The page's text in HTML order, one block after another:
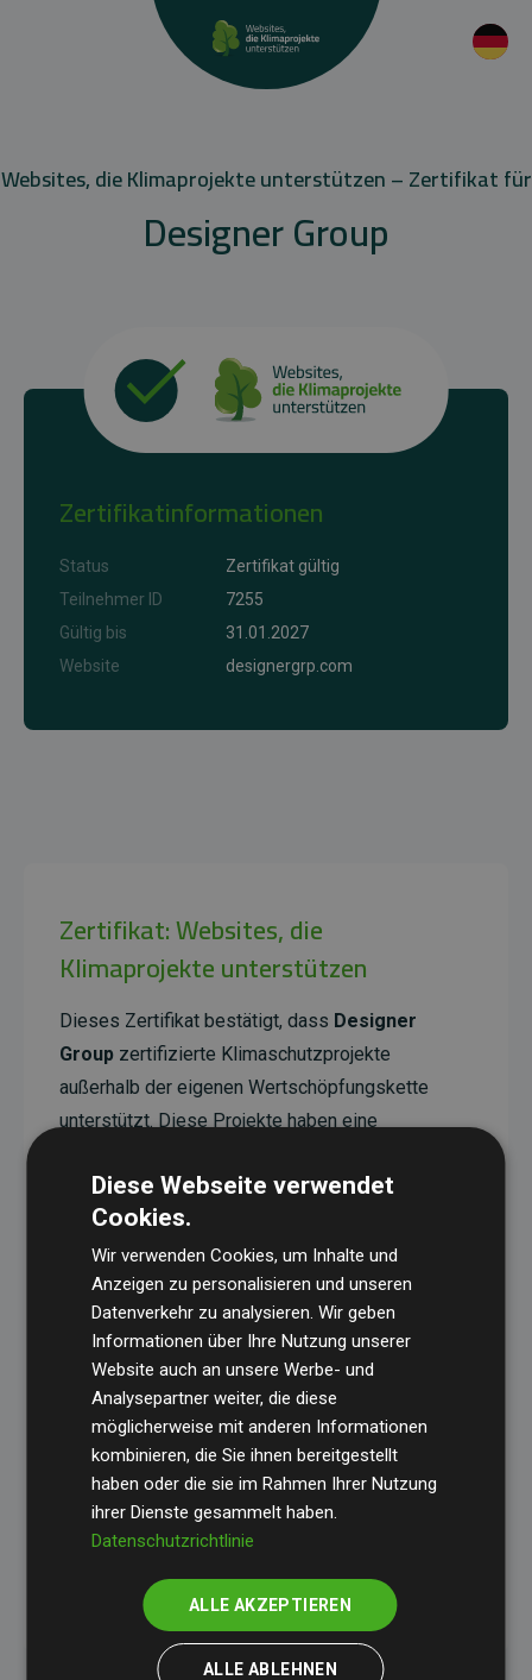
Websites, die Klimaprojekte unterstützen – Zertifikat für
Designer Group
Zertifikatinformationen
Status
Zertifikat gültig
Teilnehmer ID
7255
Gültig bis
31.01.2027
Website
designergrp.com
Zertifikat: Websites, die
Klimaprojekte unterstützen
Dieses Zertifikat bestätigt, dass Designer
Group zertifizierte Klimaschutzprojekte
außerhalb der eigenen Wertschöpfungskette
unterstützt. Diese Projekte haben eine
im Durchschnitt dem Doppelten der geschätzten
Emissionen der Website entspricht.
Alle unterstützten Projekte werden durch
Standardverifiziert und erfüllen höchste
Anforderungen an Qualität, tatsächliche
Klimawirkung und Transparenz. Weitere
Informationen zu den einzelnen Projekten finden
Sie hier.
Initiative Websites, die Klimaprojekte unterstützen
Diese Webseite verwendet
Cookies.
Wir verwenden Cookies, um Inhalte und
Anzeigen zu personalisieren und unseren
Datenverkehr zu analysieren. Wir geben
Informationen über Ihre Nutzung unserer
Website auch an unsere Werbe- und
Analysepartner weiter, die diese
möglicherweise mit anderen Informationen
kombinieren, die Sie ihnen bereitgestellt
haben oder die sie im Rahmen Ihrer Nutzung
ihrer Dienste gesammelt haben.
Datenschutzrichtlinie
ALLE AKZEPTIEREN
ALLE ABLEHNEN